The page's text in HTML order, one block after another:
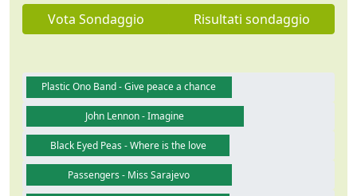
Vota Sondaggio Risultati sondaggio
Plastic Ono Band - Give peace a chance
John Lennon - Imagine
Black Eyed Peas - Where is the love
Passengers - Miss Sarajevo